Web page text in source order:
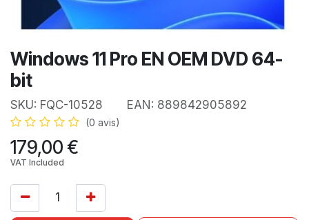
Windows 11 Pro EN OEM DVD 64-
bit
SKU: FQC-10528 EAN: 889842905892
(0 avis)
179,00€
VAT Included